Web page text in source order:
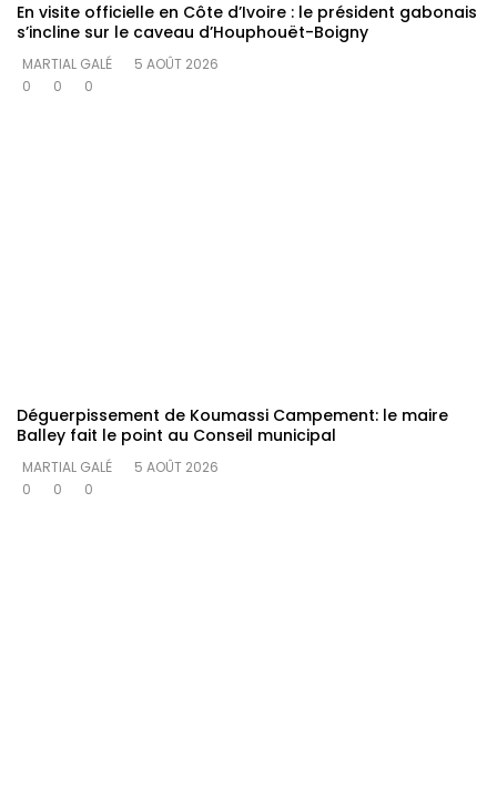
En visite officielle en Côte d’Ivoire : le président gabonais
s’incline sur le caveau d’Houphouët-Boigny
MARTIAL GALÉ
5 AOÛT 2026
0
0 0
Déguerpissement de Koumassi Campement: le maire
Balley fait le point au Conseil municipal
MARTIAL GALÉ
5 AOÛT 2026
0
0 0